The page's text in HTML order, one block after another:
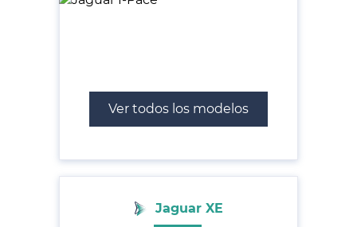
Ver todos los modelos
Jaguar XE